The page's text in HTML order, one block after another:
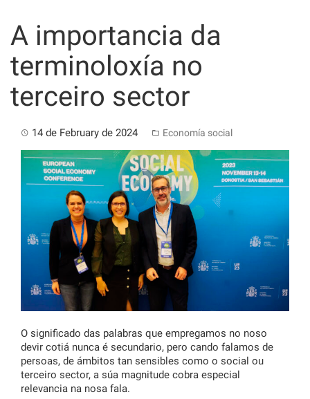
content
A importancia da
terminoloxía no
terceiro sector
14 de February de 2024 Economía social
O significado das palabras que empregamos no noso
devir cotiá nunca é secundario, pero cando falamos de
persoas, de ámbitos tan sensibles como o social ou
terceiro sector, a súa magnitude cobra especial
relevancia na nosa fala.